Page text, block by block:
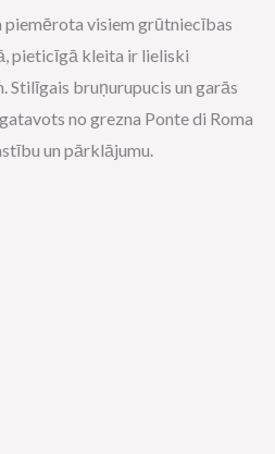
piemērota visiem grūtniecības
pieticīgā kleita ir lieliski
Stilīgais bruņurupucis un garās
no grezna Ponte di Roma
un pārklājumu.